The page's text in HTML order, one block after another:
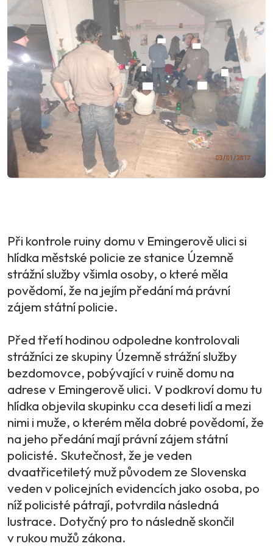
Při kontrole ruiny domu v Emingerově ulici si
hlídka městské policie ze stanice Územně
strážní služby všimla osoby, o které měla
povědomí, že na jejím předání má právní
zájem státní policie.
Před třetí hodinou odpoledne kontrolovali
strážníci ze skupiny Územně strážní služby
bezdomovce, pobývající v ruině domu na
adrese v Emingerově ulici. V podkroví domu tu
hlídka objevila skupinku cca deseti lidí a mezi
nimi i muže, o kterém měla dobré povědomí, že
na jeho předání mají právní zájem státní
policisté. Skutečnost, že je veden
dvaatřicetiletý muž původem ze Slovenska
veden v policejních evidencích jako osoba, po
níž policisté pátrají, potvrdila následná
lustrace. Dotyčný pro to následně skončil
v rukou mužů zákona.